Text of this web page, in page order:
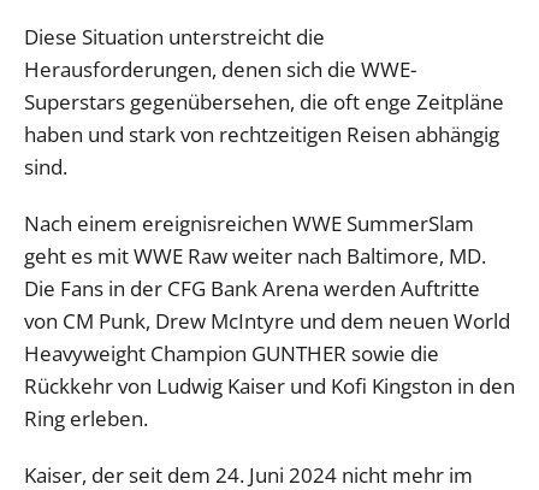
Diese Situation unterstreicht die
Herausforderungen, denen sich die WWE-
Superstars gegenübersehen, die oft enge Zeitpläne
haben und stark von rechtzeitigen Reisen abhängig
sind.
Nach einem ereignisreichen WWE SummerSlam
geht es mit WWE Raw weiter nach Baltimore, MD.
Die Fans in der CFG Bank Arena werden Auftritte
von CM Punk, Drew McIntyre und dem neuen World
Heavyweight Champion GUNTHER sowie die
Rückkehr von Ludwig Kaiser und Kofi Kingston in den
Ring erleben.
Kaiser, der seit dem 24. Juni 2024 nicht mehr im